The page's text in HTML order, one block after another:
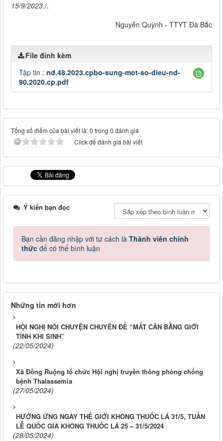
15/9/2023./.
Nguyễn Quỳnh - TTYT Đà Bắc
File đính kèm
Tập tin : nd.48.2023.cpbo-sung-mot-so-dieu-nd-
90.2020.cp.pdf
Tổng số điểm của bài viết là: 0 trong 0 đánh giá
Click để đánh giá bài viết
Ý kiến bạn đọc
Bạn cần đăng nhập với tư cách là Thành viên chính
thức để có thể bình luận
Những tin mới hơn
HỘI NGHỊ NÓI CHUYỆN CHUYÊN ĐỀ “MẤT CÂN BẰNG GIỚI
TÍNH KHI SINH”
(22/05/2024)
Xã Đồng Ruộng tổ chức Hội nghị truyền thông phòng chống
bệnh Thalassemia
(27/05/2024)
HƯỞNG ỨNG NGÀY THẾ GIỚI KHÔNG THUỐC LÁ 31/5, TUẦN
LỄ QUỐC GIA KHÔNG THUỐC LÁ 25 – 31/5/2024
(28/05/2024)